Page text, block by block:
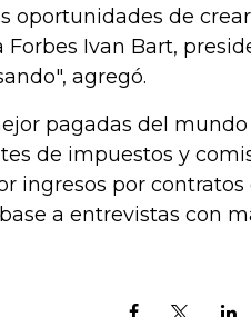
oportunidades de
Ivan Bart,
agregó.
pagadas del
de impuestos y
ingresos por contratos
a entrevistas con